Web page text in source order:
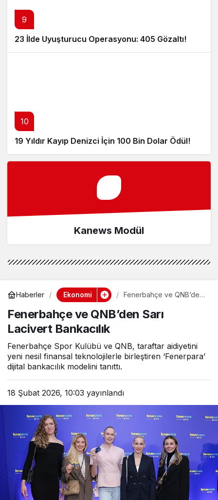
9
23 İlde Uyuşturucu Operasyonu: 405 Gözaltı!
10
19 Yıldır Kayıp Denizci İçin 100 Bin Dolar Ödül!
Kanews Modül
Haberler Ekonomi
Fenerbahçe ve QNB’den
Fenerbahçe ve QNB’den Sarı
Lacivert Bankacılık
Fenerbahçe Spor Kulübü ve QNB, taraftar aidiyetini
yeni nesil finansal teknolojilerle birleştiren ‘Fenerpara’
dijital bankacılık modelini tanıttı.
18 Şubat 2026, 10:03 yayınlandı